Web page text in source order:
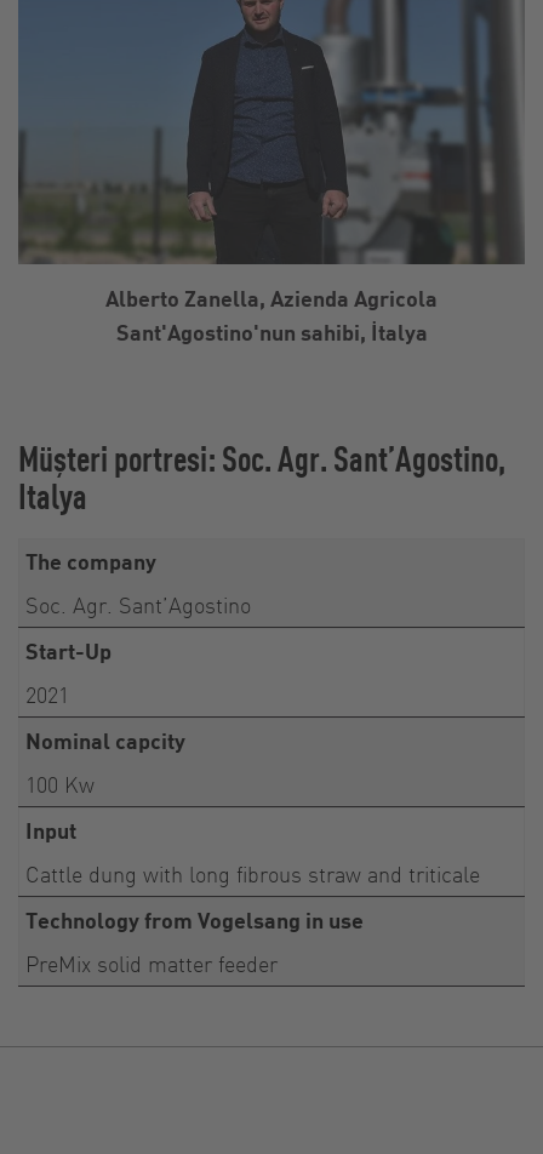
Alberto Zanella, Azienda Agricola
Sant'Agostino'nun sahibi, İtalya
Müşteri portresi: Soc. Agr. Sant’Agostino,
Italya
The company
Soc. Agr. Sant’Agostino
Start-Up
2021
Nominal capcity
100 Kw
Input
Cattle dung with long fibrous straw and triticale
Technology from Vogelsang in use
PreMix solid matter feeder